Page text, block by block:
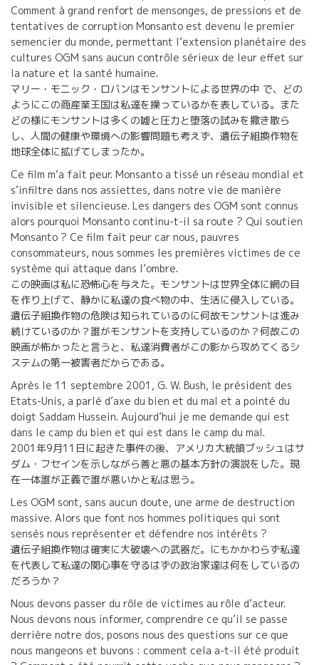
Comment à grand renfort de mensonges, de pressions et de
tentatives de corruption Monsanto est devenu le premier
semencier du monde, permettant l’extension planétaire des
cultures OGM sans aucun contrôle sérieux de leur effet sur
la nature et la santé humaine.
マリー・モニック・ロバンはモンサントによる世界の中 で、どの
ようにこの商産業王国は私達を操っているかを表している。また
どの様にモンサントは多くの嘘と圧力と堕落の試みを撒き散ら
し、人間の健康や環境への影響問題も考えず、遺伝子組換作物を
地球全体に拡げてしまったか。
Ce film m’a fait peur. Monsanto a tissé un réseau mondial et
s’infiltre dans nos assiettes, dans notre vie de manière
invisible et silencieuse. Les dangers des OGM sont connus
alors pourquoi Monsanto continu-t-il sa route ? Qui soutien
Monsanto ? Ce film fait peur car nous, pauvres
consommateurs, nous sommes les premières victimes de ce
système qui attaque dans l’ombre.
この映画は私に恐怖心を与えた。モンサントは世界全体に網の目
を作り上げて、静かに私達の食べ物の中、生活に侵入している。
遺伝子組換作物の危険は知られているのに何故モンサントは進み
続けているのか？誰がモンサントを支持しているのか？何故この
映画が怖かったと言うと、私達消費者がこの影から攻めてくるシ
ステムの第一被害者だからである。
Après le 11 septembre 2001, G. W. Bush, le président des
Etats-Unis, a parlé d’axe du bien et du mal et a pointé du
doigt Saddam Hussein. Aujourd’hui je me demande qui est
dans le camp du bien et qui est dans le camp du mal.
2001年9月11日に起きた事件の後、アメリカ大統領ブッシュはサ
ダム・フセインを示しながら善と悪の基本方針の演説をした。現
在一体誰が正義で誰が悪いかと私は思う。
Les OGM sont, sans aucun doute, une arme de destruction
massive. Alors que font nos hommes politiques qui sont
sensés nous représenter et défendre nos intérêts ?
遺伝子組換作物は確実に大破壊への武器だ。にもかかわらず私達
を代表して私達の関心事を守るはずの政治家達は何をしているの
だろうか？
Nous devons passer du rôle de victimes au rôle d’acteur.
Nous devons nous informer, comprendre ce qu’il se passe
derrière notre dos, posons nous des questions sur ce que
nous mangeons et buvons : comment cela a-t-il été produit